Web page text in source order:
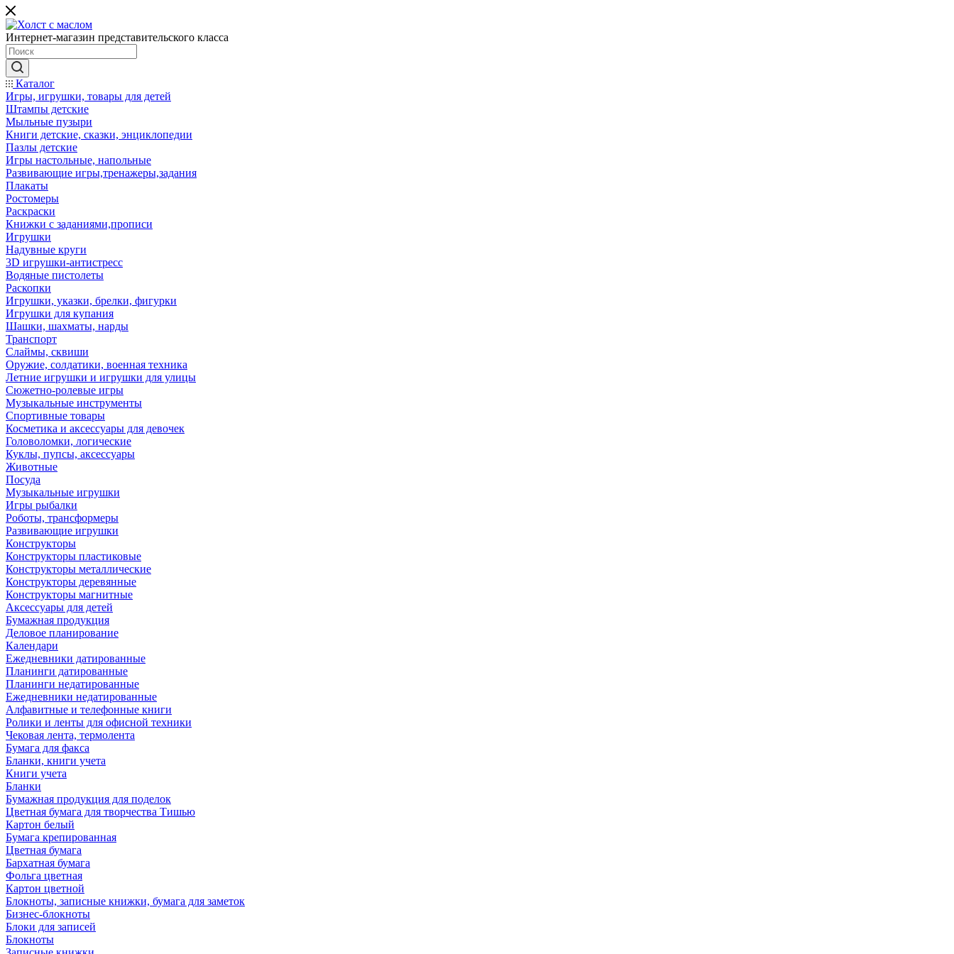
Интернет-магазин представительского класса
Каталог
Игры, игрушки, товары для детей
Штампы детские
Мыльные пузыри
Книги детские, сказки, энциклопедии
Пазлы детские
Игры настольные, напольные
Развивающие игры,тренажеры,задания
Плакаты
Ростомеры
Раскраски
Книжки с заданиями,прописи
Игрушки
Надувные круги
3D игрушки-антистресс
Водяные пистолеты
Раскопки
Игрушки, указки, брелки, фигурки
Игрушки для купания
Шашки, шахматы, нарды
Транспорт
Слаймы, сквиши
Оружие, солдатики, военная техника
Летние игрушки и игрушки для улицы
Сюжетно-ролевые игры
Музыкальные инструменты
Спортивные товары
Косметика и аксессуары для девочек
Головоломки, логические
Куклы, пупсы, аксессуары
Животные
Посуда
Музыкальные игрушки
Игры рыбалки
Роботы, трансформеры
Развивающие игрушки
Конструкторы
Конструкторы пластиковые
Конструкторы металлические
Конструкторы деревянные
Конструкторы магнитные
Аксессуары для детей
Бумажная продукция
Деловое планирование
Календари
Ежедневники датированные
Планинги датированные
Планинги недатированные
Ежедневники недатированные
Алфавитные и телефонные книги
Ролики и ленты для офисной техники
Чековая лента, термолента
Бумага для факса
Бланки, книги учета
Книги учета
Бланки
Бумажная продукция для поделок
Цветная бумага для творчества Тишью
Картон белый
Бумага крепированная
Цветная бумага
Бархатная бумага
Фольга цветная
Картон цветной
Блокноты, записные книжки, бумага для заметок
Бизнес-блокноты
Блоки для записей
Блокноты